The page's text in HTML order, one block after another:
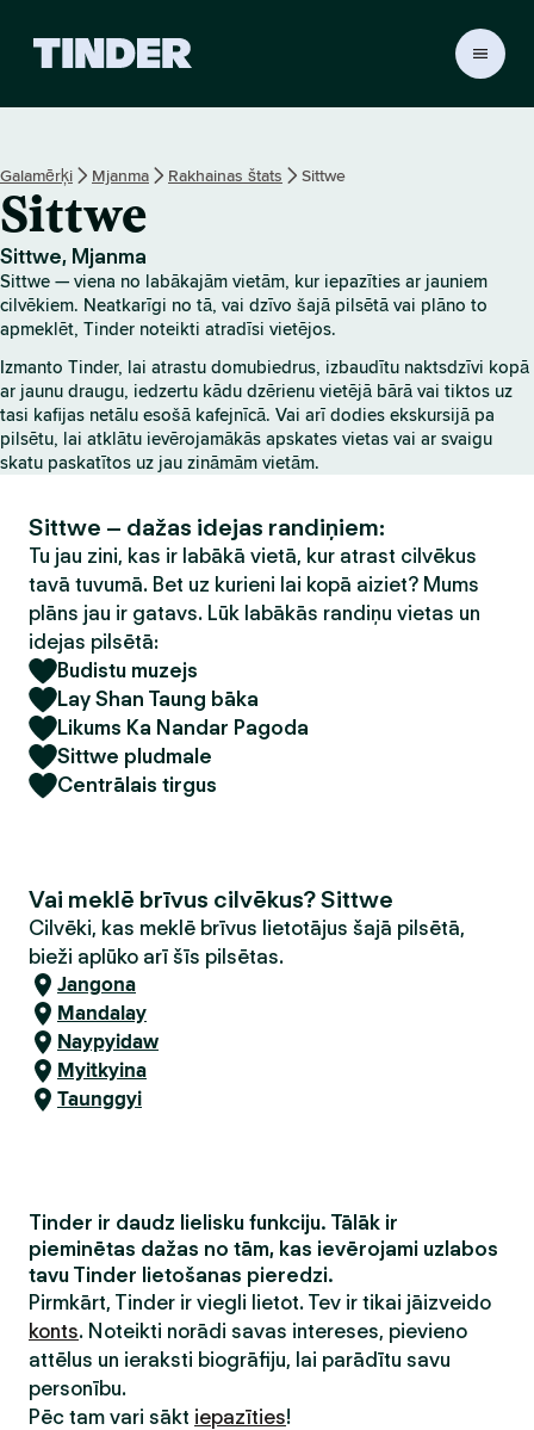
r
u
m
l
p
a
Galamērķi Mjanma Rakhainas štats Sittwe
Sittwe
Sittwe, Mjanma
Sittwe — viena no labākajām vietām, kur iepazīties ar jauniem
cilvēkiem. Neatkarīgi no tā, vai dzīvo šajā pilsētā vai plāno to
apmeklēt, Tinder noteikti atradīsi vietējos.
Izmanto Tinder, lai atrastu domubiedrus, izbaudītu naktsdzīvi kopā
ar jaunu draugu, iedzertu kādu dzērienu vietējā bārā vai tiktos uz
tasi kafijas netālu esošā kafejnīcā. Vai arī dodies ekskursijā pa
pilsētu, lai atklātu ievērojamākās apskates vietas vai ar svaigu
skatu paskatītos uz jau zināmām vietām.
Sittwe – dažas idejas randiņiem:
Tu jau zini, kas ir labākā vietā, kur atrast cilvēkus
tavā tuvumā. Bet uz kurieni lai kopā aiziet? Mums
plāns jau ir gatavs. Lūk labākās randiņu vietas un
idejas pilsētā:
Budistu muzejs
Lay Shan Taung bāka
Likums Ka Nandar Pagoda
Sittwe pludmale
Centrālais tirgus
Vai meklē brīvus cilvēkus? Sittwe
Cilvēki, kas meklē brīvus lietotājus šajā pilsētā,
bieži aplūko arī šīs pilsētas.
Jangona
Mandalay
Naypyidaw
Myitkyina
Taunggyi
Tinder ir daudz lielisku funkciju. Tālāk ir
pieminētas dažas no tām, kas ievērojami uzlabos
tavu Tinder lietošanas pieredzi.
Pirmkārt, Tinder ir viegli lietot. Tev ir tikai jāizveido
konts. Noteikti norādi savas intereses, pievieno
attēlus un ieraksti biogrāfiju, lai parādītu savu
personību.
Pēc tam vari sākt iepazīties!